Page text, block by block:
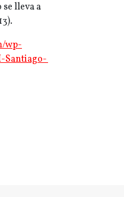
lleva a
wp-
Santiago-